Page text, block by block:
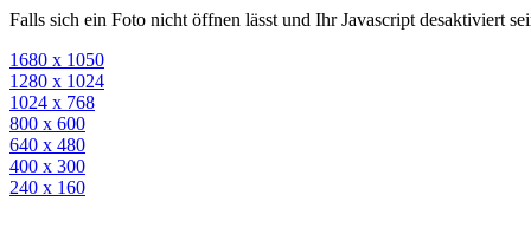
Falls sich ein Foto nicht öffnen lässt und Ihr Javascript desaktiviert
1680 x 1050
1280 x 1024
1024 x 768
800 x 600
640 x 480
400 x 300
240 x 160